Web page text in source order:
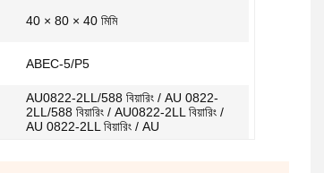
40 × 80 × 40 মিমি
ABEC-5/P5
AU0822-2LL/588 বিয়ারিং / AU 0822-
2LL/588 বিয়ারিং / AU0822-2LL বিয়ারিং /
AU 0822-2LL বিয়ারিং / AU